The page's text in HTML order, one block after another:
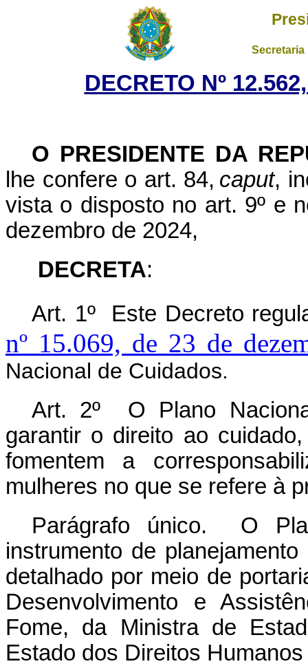
DECRETO Nº
O PRESIDENTE DA
lhe confere o art. 84, caput,
vista o disposto no art. 9º e
dezembro de 2024,
DECRETA:
Art. 1º Este Decreto
nº 15.069, de 23 de
Nacional de Cuidados.
Art. 2º O Plano
garantir o direito ao
fomentem a
mulheres no que se refere à
Parágrafo único. O
instrumento de
detalhado por meio de
Desenvolvimento e
Fome, da Ministra de
Estado dos Direitos